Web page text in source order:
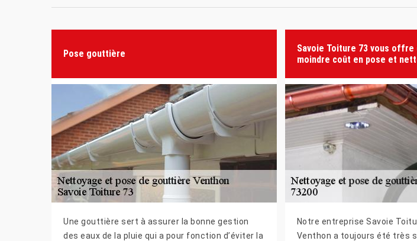
Pose gouttière
Une gouttière sert à assurer la bonne gestion
des eaux de la pluie qui a pour fonction d’éviter la
Savoie Toiture 73 vous offre
moindre coût en pose et
Notre entreprise Savoie
Venthon a toujours été très